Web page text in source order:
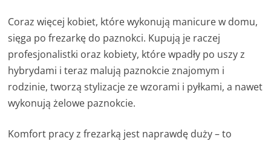
Coraz więcej kobiet, które wykonują manicure w domu,
sięga po frezarkę do paznokci. Kupują je raczej
profesjonalistki oraz kobiety, które wpadły po uszy z
hybrydami i teraz malują paznokcie znajomym i
rodzinie, tworzą stylizacje ze wzorami i pyłkami, a nawet
wykonują żelowe paznokcie.
Komfort pracy z frezarką jest naprawdę duży – to